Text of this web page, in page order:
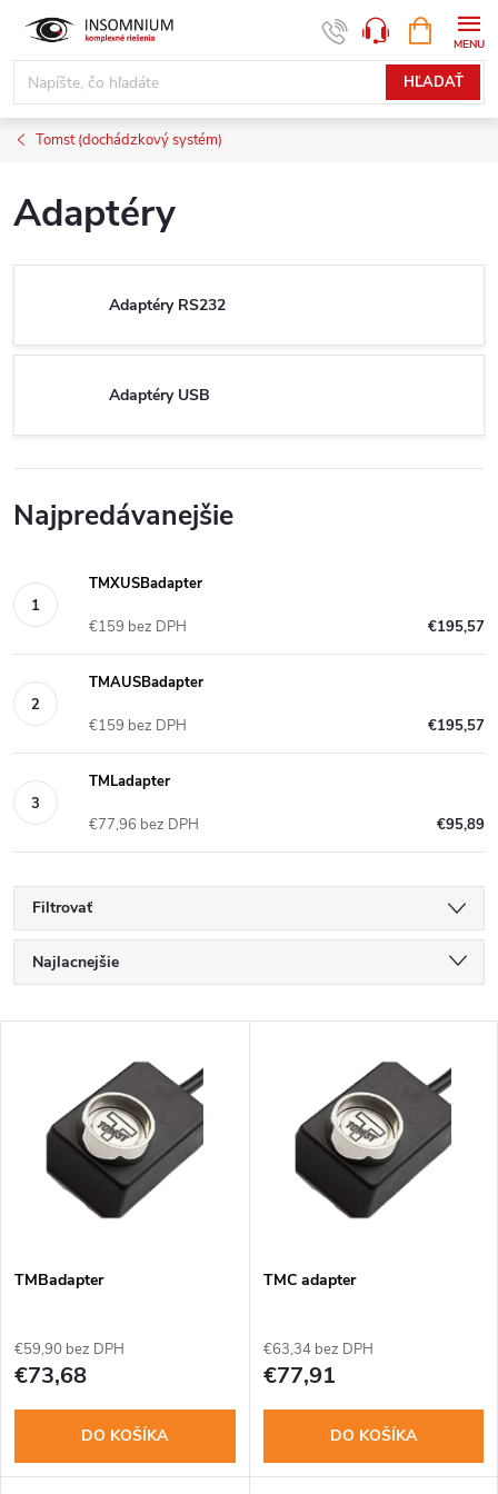
obsah
HĽADAŤ
KOŠÍK
Tomst (dochádzkový systém)
Adaptéry
Adaptéry RS232
Adaptéry USB
Najpredávanejšie
TMXUSBadapter
€195,57
€159 bez DPH
TMAUSBadapter
€195,57
€159 bez DPH
TMLadapter
€95,89
€77,96 bez DPH
Filtrovať
R
a
e
p
r
o
Najlacnejšie
Abecedne
s
r
TMBadapter
€59,90 bez DPH
€73,68
DO KOŠÍKA
TMC adapter
€63,34 bez DPH
€77,91
DO KOŠÍKA
www.insomnium.sk - Chat